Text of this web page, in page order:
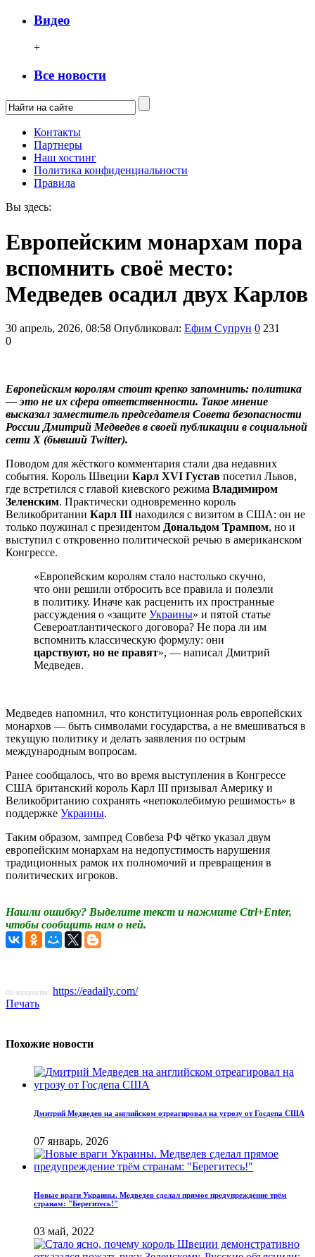
Видео
+
Все новости
Контакты
Партнеры
Наш хостинг
Политика конфиденциальности
Правила
Вы здесь:
Европейским монархам пора
вспомнить своё место:
Медведев осадил двух Карлов
30 апрель, 2026, 08:58 Опубликовал: Ефим Супрун 0 231
0
Европейским королям стоит крепко запомнить: политика
— это не их сфера ответственности. Такое мнение
высказал заместитель председателя Совета безопасности
России Дмитрий Медведев в своей публикации в социальной
сети Х (бывший Twitter).
Поводом для жёсткого комментария стали два недавних
события. Король Швеции Карл XVI Густав посетил Львов,
где встретился с главой киевского режима Владимиром
Зеленским. Практически одновременно король
Великобритании Карл III находился с визитом в США: он не
только поужинал с президентом Дональдом Трампом, но и
выступил с откровенно политической речью в американском
Конгрессе.
«Европейским королям стало настолько скучно,
что они решили отбросить все правила и полезли
в политику. Иначе как расценить их пространные
рассуждения о «защите Украины» и пятой статье
Североатлантического договора? Не пора ли им
вспомнить классическую формулу: они
царствуют, но не правят», — написал Дмитрий
Медведев.
Медведев напомнил, что конституционная роль европейских
монархов — быть символами государства, а не вмешиваться в
текущую политику и делать заявления по острым
международным вопросам.
Ранее сообщалось, что во время выступления в Конгрессе
США британский король Карл III призывал Америку и
Великобританию сохранять «непоколебимую решимость» в
поддержке Украины.
Таким образом, зампред Совбеза РФ чётко указал двум
европейским монархам на недопустимость нарушения
традиционных рамок их полномочий и превращения в
политических игроков.
Нашли ошибку? Выделите текст и нажмите Ctrl+Enter,
чтобы сообщить нам о ней.
По материалам: https://eadaily.com/
Печать
Похожие новости
Дмитрий Медведев на английском отреагировал на угрозу от Госдепа США
07 январь, 2026
Новые враги Украины. Медведев сделал прямое предупреждение трём
странам: "Берегитесь!"
03 май, 2022